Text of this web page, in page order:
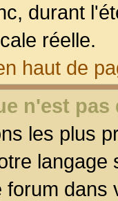
durant
réelle.
haut de
n'est
les plus
langage
forum dans